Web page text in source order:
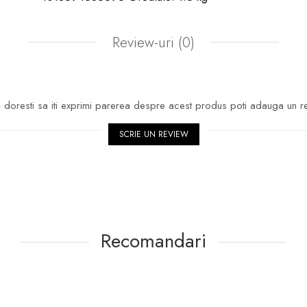
Review-uri (0)
doresti sa iti exprimi parerea despre acest produs poti adauga un
SCRIE UN REVIEW
Recomandari